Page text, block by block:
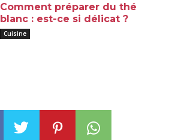
Comment préparer du thé
blanc : est-ce si délicat ?
Cuisine